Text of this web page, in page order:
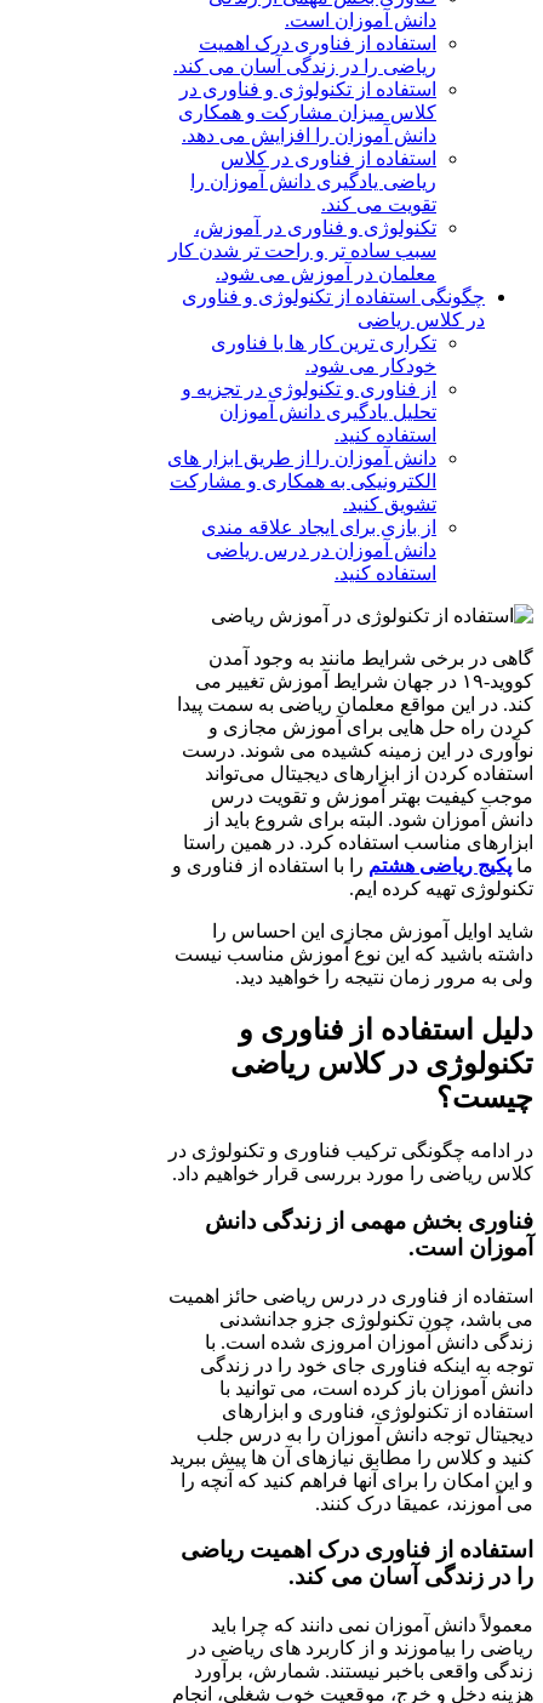
دانش آموزان است.
استفاده از فناوری درک اهمیت
ریاضی را در زندگی آسان می کند.
استفاده از تکنولوژی و فناوری در
کلاس میزان مشارکت و همکاری
دانش آموزان را افزایش می دهد.
استفاده از فناوری در کلاس
ریاضی یادگیری دانش آموزان را
تقویت می کند.
تکنولوژی و فناوری در آموزش،
سبب ساده تر و راحت تر شدن کار
معلمان در آموزش می شود.
چگونگی استفاده از تکنولوژی و فناوری
در کلاس ریاضی
تکراری ترین کار ها با فناوری
خودکار می شود.
از فناوری و تکنولوژی در تجزیه و
تحلیل یادگیری دانش آموزان
استفاده کنید.
دانش آموزان را از طریق ابزار های
الکترونیکی به همکاری و مشارکت
تشویق کنید.
از بازی برای ایجاد علاقه مندی
دانش آموزان در درس ریاضی
استفاده کنید.
گاهی در برخی شرایط مانند به وجود آمدن
کووید-۱۹ در جهان شرایط آموزش تغییر می
کند. در این مواقع معلمان ریاضی به سمت پیدا
کردن راه حل هایی برای آموزش مجازی و
نوآوری در این زمینه کشیده می شوند. درست
استفاده کردن از ابزارهای دیجیتال می‌تواند
موجب کیفیت بهتر آموزش و تقویت درس
دانش آموزان شود. البته برای شروع باید از
ابزارهای مناسب استفاده کرد. در همین راستا
ما پکیج ریاضی هشتم را با استفاده از فناوری و
تکنولوژی تهیه کرده ایم.
شاید اوایل آموزش مجازی این احساس را
داشته باشید که این نوع آموزش مناسب نیست
ولی به مرور زمان نتیجه را خواهید دید.
دلیل استفاده از فناوری و
تکنولوژی در کلاس ریاضی
چیست؟
در ادامه چگونگی ترکیب فناوری و تکنولوژی در
کلاس ریاضی را مورد بررسی قرار خواهیم داد.
فناوری بخش مهمی از زندگی دانش
آموزان است.
استفاده از فناوری در درس ریاضی حائز اهمیت
می باشد، چون تکنولوژی جزو جدانشدنی
زندگی دانش آموزان امروزی شده است. با
توجه به اینکه فناوری جای خود را در زندگی
دانش آموزان باز کرده است، می توانید با
استفاده از تکنولوژی، فناوری و ابزارهای
دیجیتال توجه دانش آموزان را به درس جلب
کنید و کلاس را مطابق نیازهای آن ها پیش ببرید
و این امکان را برای آنها فراهم کنید که آنچه را
می آموزند، عمیقا درک کنند.
استفاده از فناوری درک اهمیت ریاضی
را در زندگی آسان می کند.
معمولاً دانش آموزان نمی دانند که چرا باید
ریاضی را بیاموزند و از کاربرد های ریاضی در
زندگی واقعی باخبر نیستند. شمارش، برآورد
هزینه دخل و خرج، موقعیت خوب شغلی، انجام